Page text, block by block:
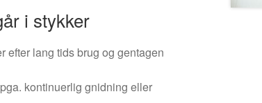
i stykker
efter lang tids brug og gentagen
kontinuerlig gnidning eller